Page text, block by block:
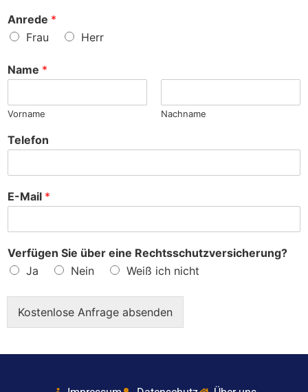
S
a
c
e
d
e
n
Anrede *
Frau
Herr
Name *
Vorname Nachname
Telefon
E-Mail *
Verfügen Sie über eine Rechtsschutzversicherung?
Ja
Nein Weiß ich nicht
Kostenlose Anfrage absenden